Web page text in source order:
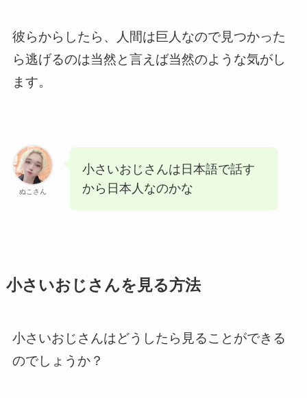
彼らからしたら、人間は巨人なので見つかった
ら逃げるのは当然と言えば当然のような気がし
ます。
ぬこさん
小さいおじさんは日本語で話す
から日本人なのかな
小さいおじさんを見る方法
小さいおじさんはどうしたら見ることができる
のでしょうか？